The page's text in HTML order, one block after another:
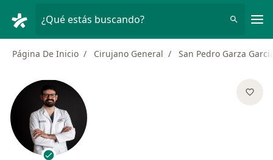
¿Qué estás buscando?
Página De Inicio Cirujano General San Pedro Garza